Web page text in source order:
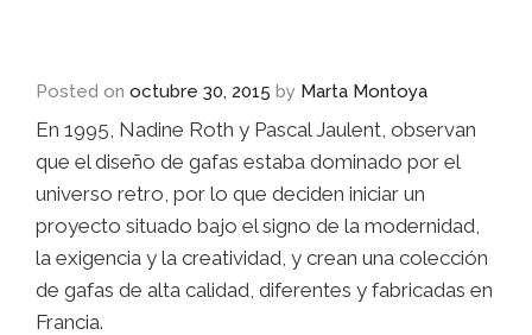
Posted on octubre 30, 2015 by Marta Montoya
En 1995, Nadine Roth y Pascal Jaulent, observan
que el diseño de gafas estaba dominado por el
universo retro, por lo que deciden iniciar un
proyecto situado bajo el signo de la modernidad,
la exigencia y la creatividad, y crean una colección
de gafas de alta calidad, diferentes y fabricadas en
Francia.